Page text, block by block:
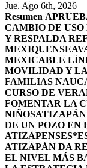
Jue. Ago 6th, 2026
Resumen
CAMBIO DE
Y RESPALDA
MEXIQUENSE
MEXICABLE
MOVILIDAD Y
FAMILIAS
CURSO DE
FOMENTAR LA
NIÑOS
DE UN POZO EN
ATIZAPENSES
ATIZAPÁN DA
EL NIVEL MÁS